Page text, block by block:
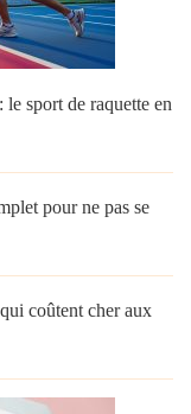
sport de raquette en
pour ne pas se
coûtent cher aux